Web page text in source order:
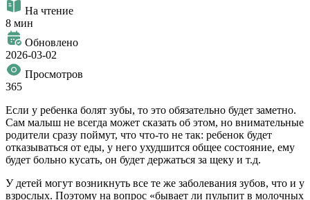
На чтение
8 мин
Обновлено
2026-03-02
Просмотров
365
Если у ребенка болят зубы, то это обязательно будет заметно.
Сам малыш не всегда может сказать об этом, но внимательные
родители сразу поймут, что что-то не так: ребенок будет
отказываться от еды, у него ухудшится общее состояние, ему
будет больно кусать, он будет держаться за щеку и т.д.
У детей могут возникнуть все те же заболевания зубов, что и у
взрослых. Поэтому на вопрос «бывает ли пульпит в молочных